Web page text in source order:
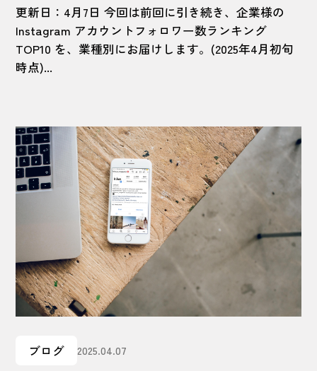
更新日：4月7日 今回は前回に引き続き、企業様の
Instagram アカウントフォロワー数ランキング
TOP10 を、業種別にお届けします。(2025年4月初旬
時点)...
ブログ 2025.04.07